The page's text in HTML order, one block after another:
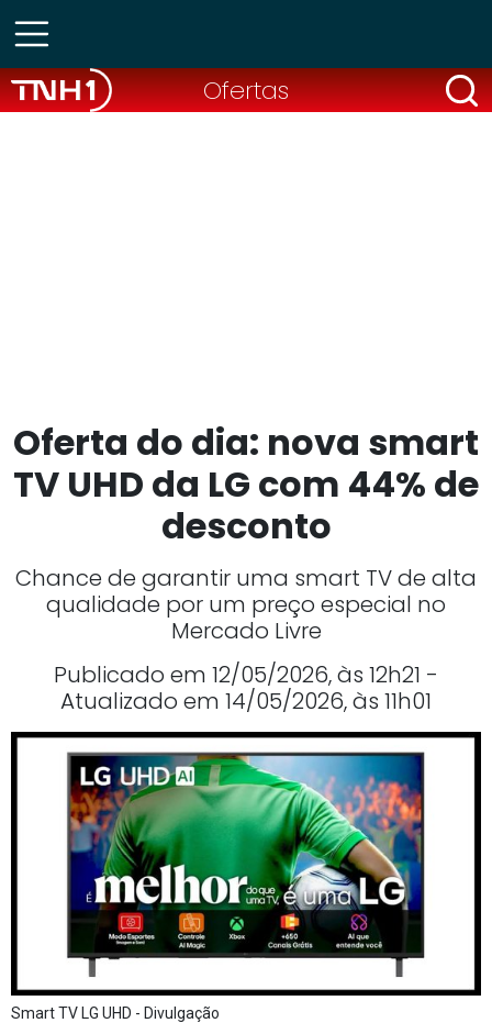
Ofertas
Oferta do dia: nova smart
TV UHD da LG com 44% de
desconto
Chance de garantir uma smart TV de alta
qualidade por um preço especial no
Mercado Livre
Publicado em 12/05/2026, às 12h21 -
Atualizado em 14/05/2026, às 11h01
Smart TV LG UHD - Divulgação